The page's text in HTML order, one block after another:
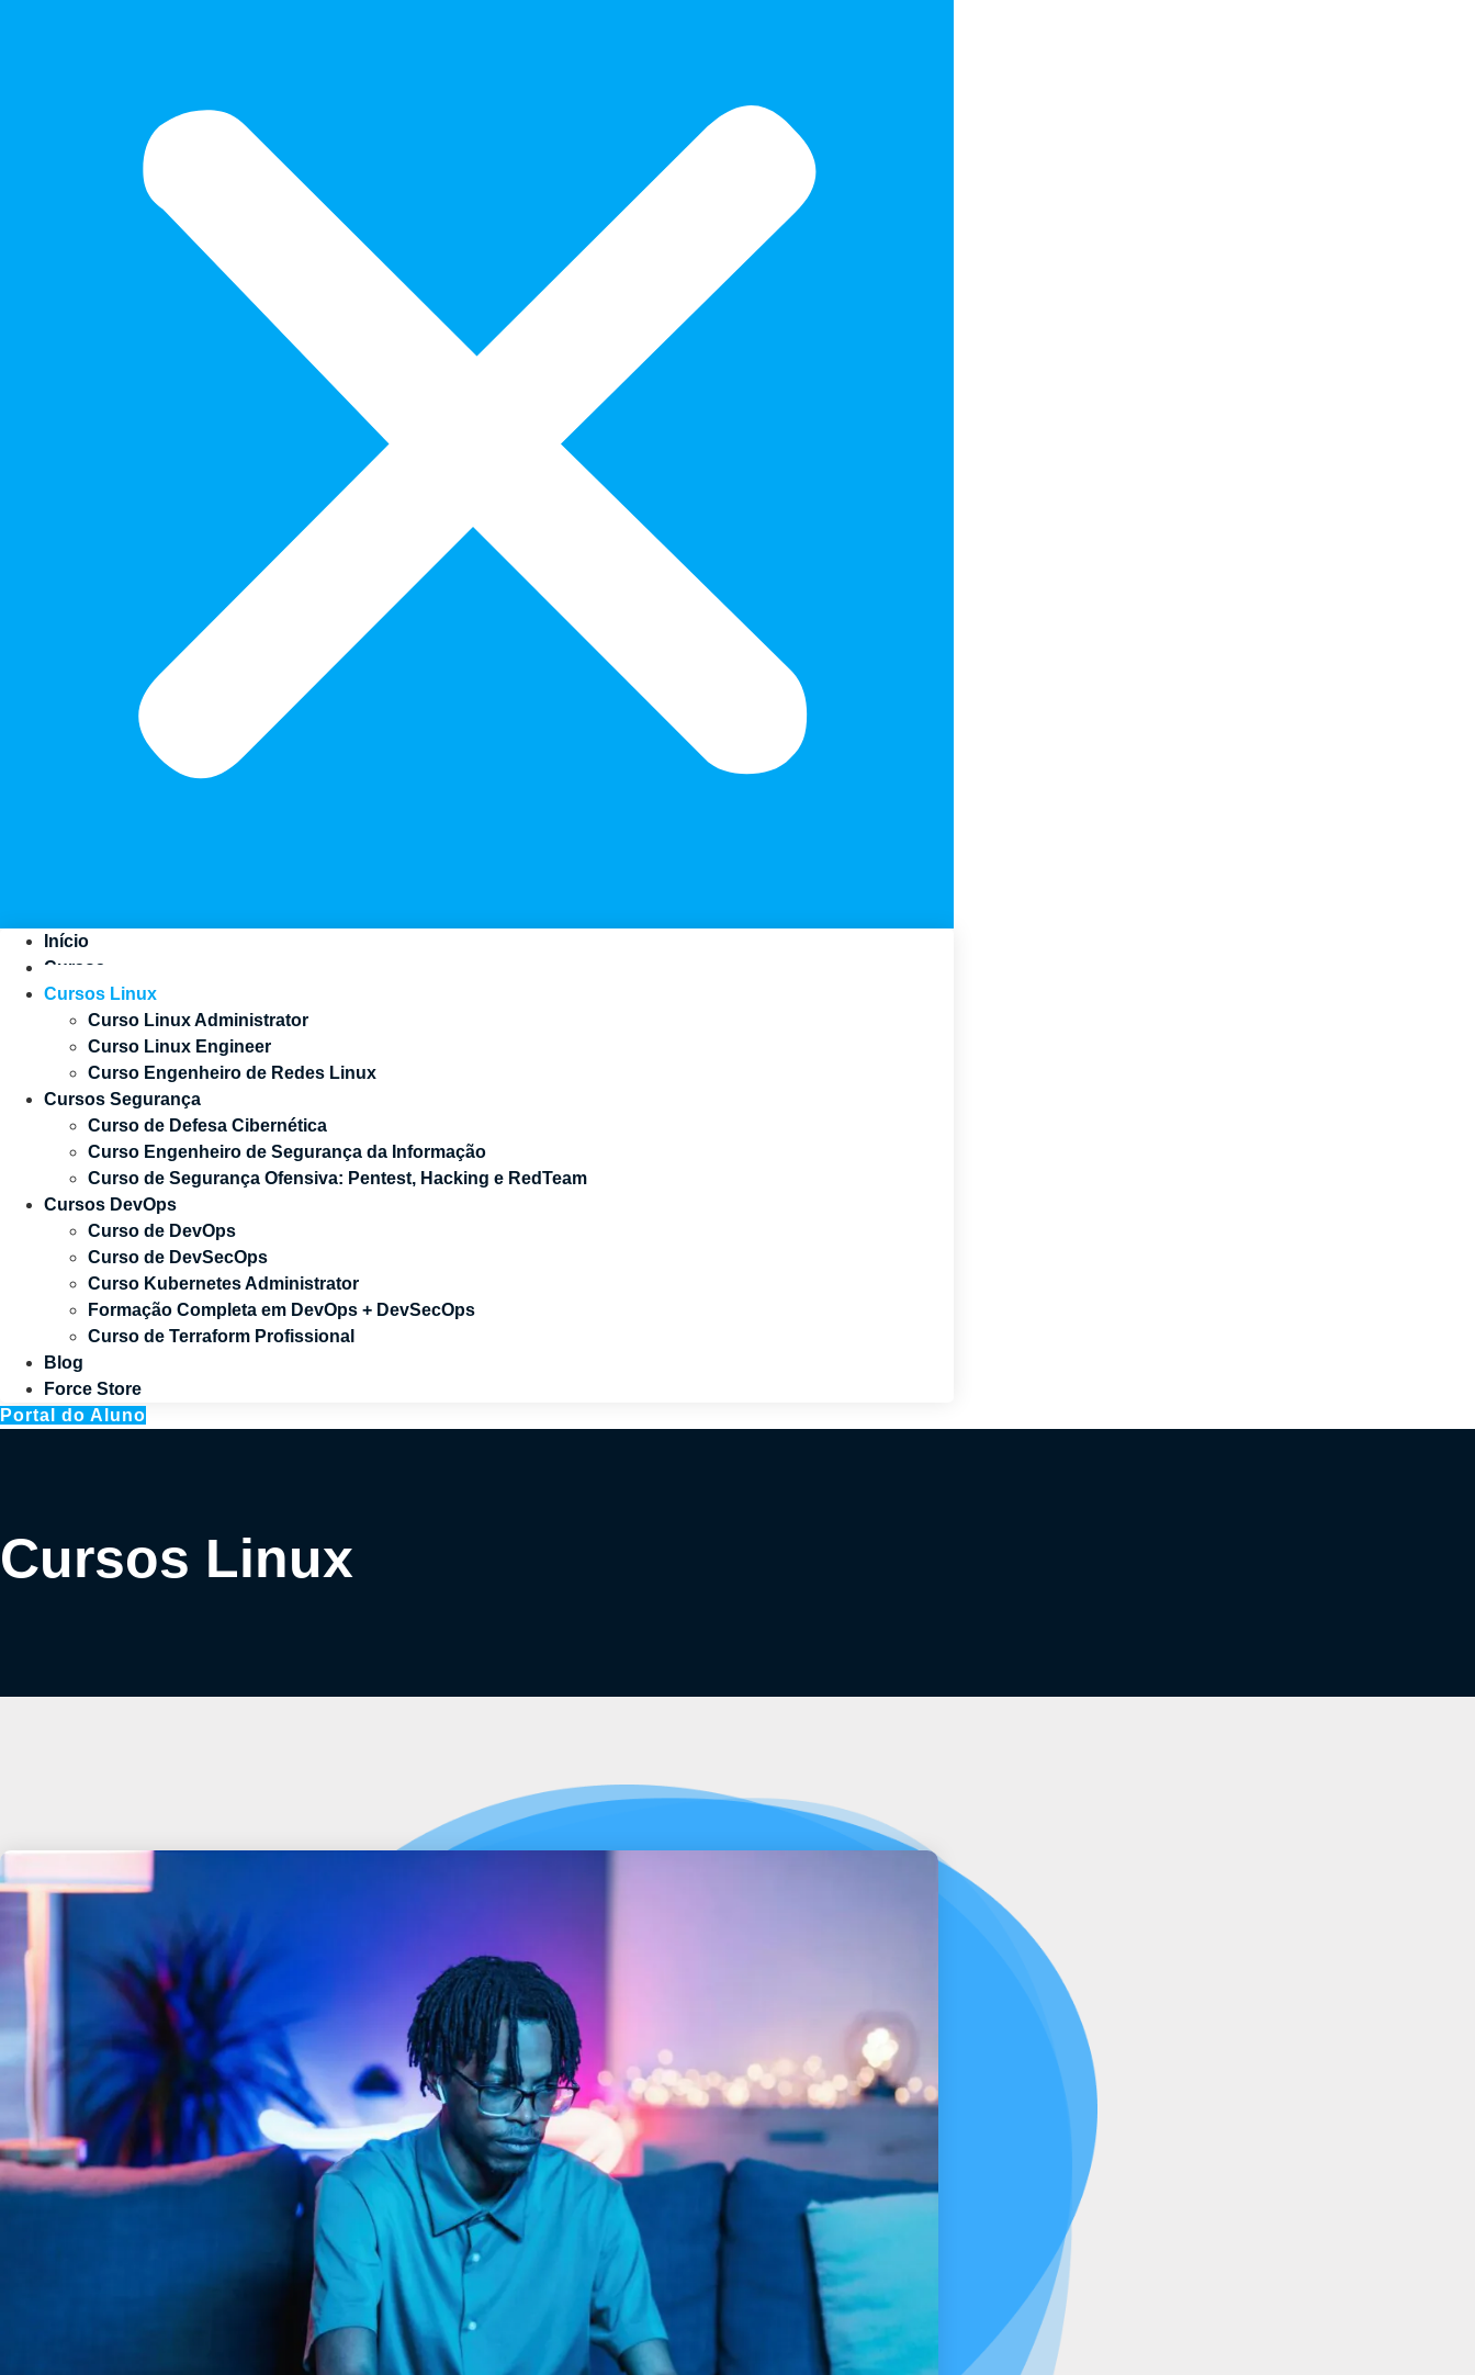
Início
Cursos
Cursos Linux
Curso Linux Administrator
Curso Linux Engineer
Curso Engenheiro de Redes Linux
Cursos Segurança
Curso de Defesa Cibernética
Curso Engenheiro de Segurança da Informação
Curso de Segurança Ofensiva: Pentest, Hacking e RedTeam
Cursos DevOps
Curso de DevOps
Curso de DevSecOps
Curso Kubernetes Administrator
Formação Completa em DevOps + DevSecOps
Curso de Terraform Profissional
Blog
Force Store
Portal do Aluno
Cursos Linux